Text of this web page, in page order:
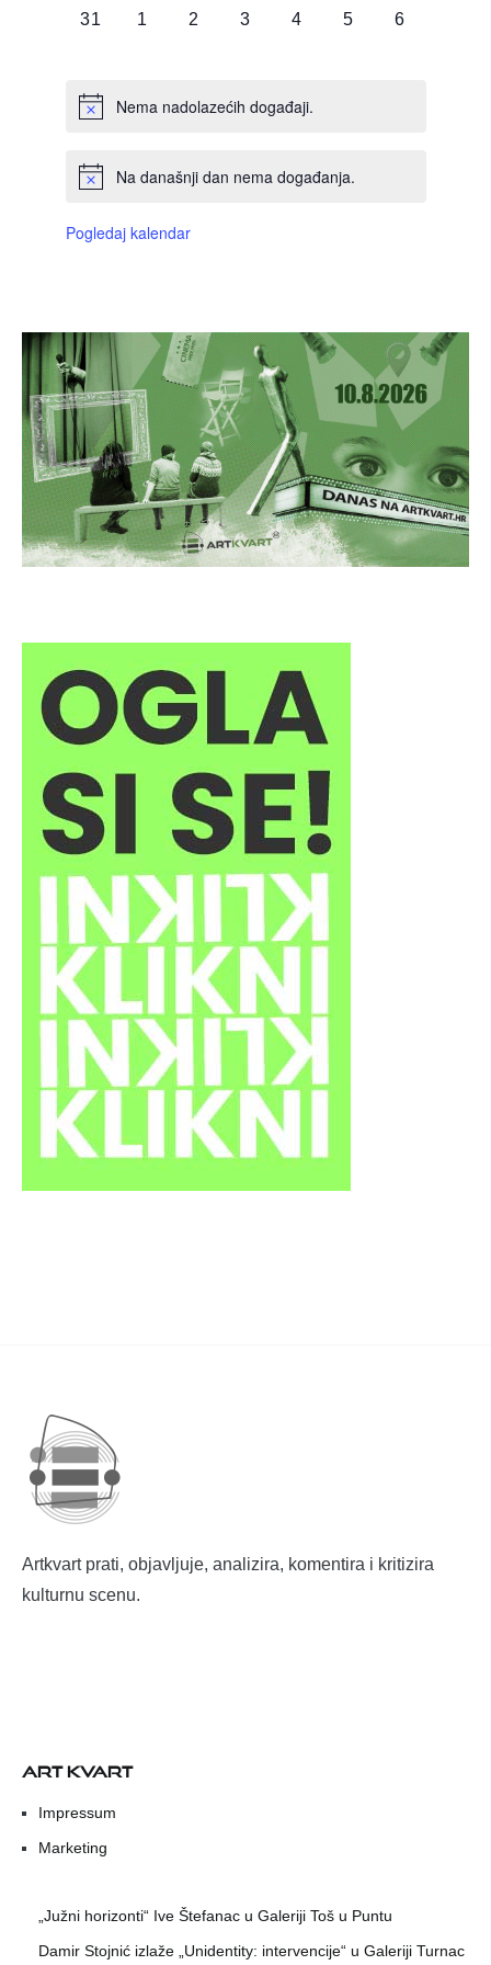
0
31
0
1
0
2
0
3
0
4
0
5
0
6
Nema nadolazećih događaji.
Na današnji dan nema događanja.
Pogledaj kalendar
Artkvart prati, objavljuje, analizira, komentira i kritizira
kulturnu scenu.
ART KVART
Impressum
Marketing
„Južni horizonti“ Ive Štefanac u Galeriji Toš u Puntu
Damir Stojnić izlaže „Unidentity: intervencije“ u Galeriji Turnac